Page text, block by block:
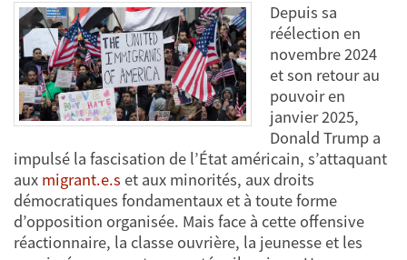
Depuis sa
réélection en
novembre 2024
et son retour au
pouvoir en
janvier 2025,
Donald Trump a
impulsé la fascisation de l’État américain, s’attaquant
aux migrant.e.s et aux minorités, aux droits
démocratiques fondamentaux et à toute forme
d’opposition organisée. Mais face à cette offensive
réactionnaire, la classe ouvrière, la jeunesse et les